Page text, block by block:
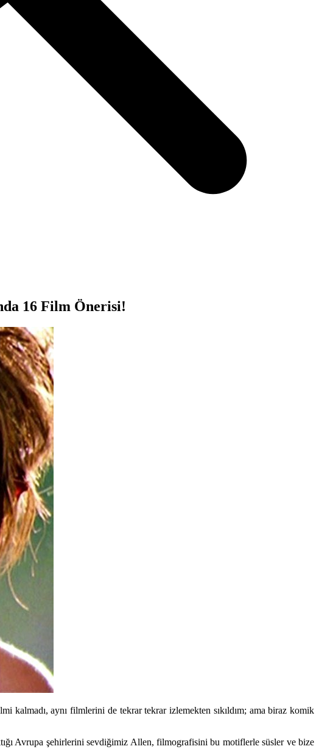
16 Film Önerisi!
kalmadı, aynı filmlerini de tekrar tekrar izlemekten sıkıldım; ama biraz komik
Avrupa şehirlerini sevdiğimiz Allen, filmografisini bu motiflerle süsler ve bize